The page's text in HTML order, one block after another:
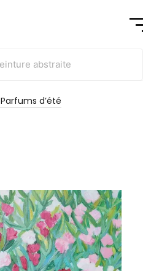
Parfums d’été